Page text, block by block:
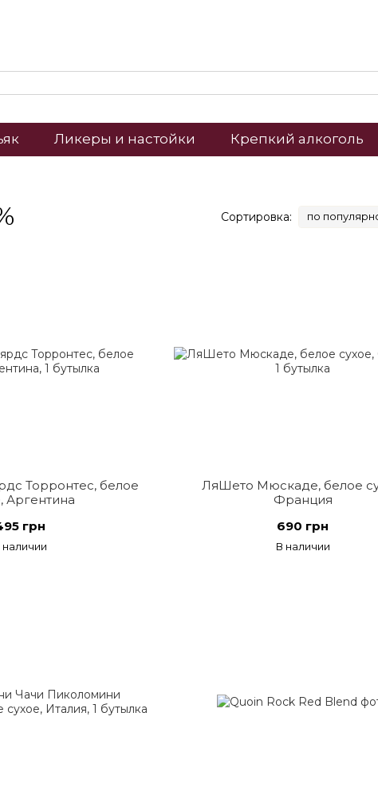
Ликеры и настойки Крепкий алкоголь
Сортировка: по
Торронтес, белое
Аргентина
грн
наличии
ЛяШето Мюскаде, белое
Франция
690 грн
В наличии